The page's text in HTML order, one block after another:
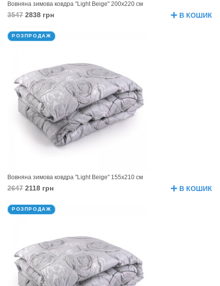
Вовняна зимова ковдра "Light Beige" 200х220 см
3547 2838 грн В КОШИК
РОЗПРОДАЖ
Вовняна зимова ковдра "Light Beige" 155х210 см
2647 2118 грн В КОШИК
РОЗПРОДАЖ